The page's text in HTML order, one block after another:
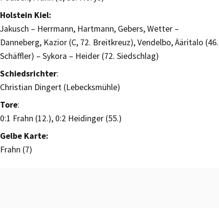
Holstein Kiel:
Jakusch – Herrmann, Hartmann, Gebers, Wetter –
Danneberg, Kazior (C, 72. Breitkreuz), Vendelbo, Ääritalo (46.
Schäffler) – Sykora – Heider (72. Siedschlag)
Schiedsrichter:
Christian Dingert (Lebecksmühle)
Tore:
0:1 Frahn (12.), 0:2 Heidinger (55.)
Gelbe Karte:
Frahn (7)